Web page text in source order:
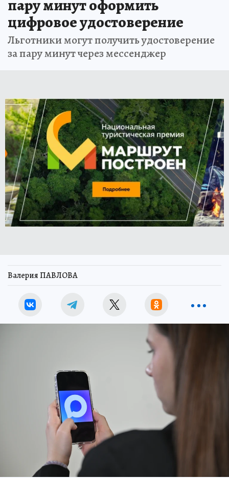
пару минут оформить
цифровое удостоверение
Льготники могут получить удостоверение
за пару минут через мессенджер
Валерия ПАВЛОВА